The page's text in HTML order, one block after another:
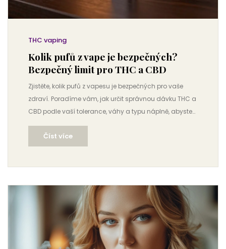
THC vaping
Kolik pufů z vape je bezpečných?
Bezpečný limit pro THC a CBD
Zjistěte, kolik pufů z vapesu je bezpečných pro vaše
zdraví. Poradíme vám, jak určit správnou dávku THC a
CBD podle vaší tolerance, váhy a typu náplně, abyste
se vyhnuli nežádoucím účinkům.
Číst více